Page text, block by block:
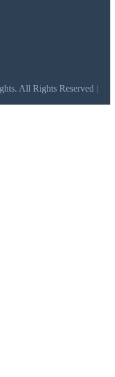
All Rights Reserved |